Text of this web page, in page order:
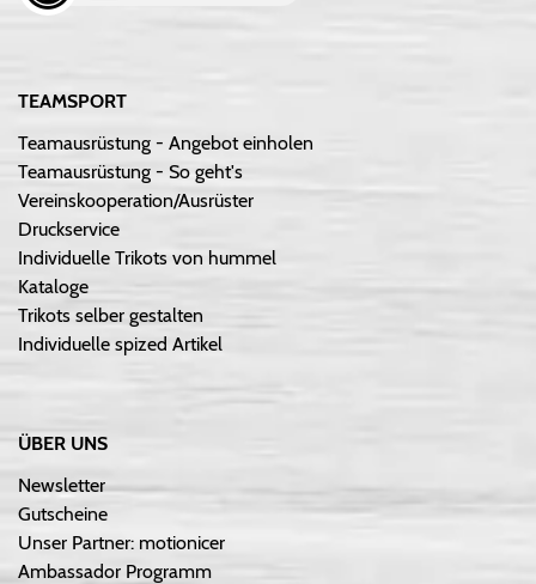
TEAMSPORT
Teamausrüstung - Angebot einholen
Teamausrüstung - So geht's
Vereinskooperation/Ausrüster
Druckservice
Individuelle Trikots von hummel
Kataloge
Trikots selber gestalten
Individuelle spized Artikel
ÜBER UNS
Newsletter
Gutscheine
Unser Partner: motionicer
Ambassador Programm